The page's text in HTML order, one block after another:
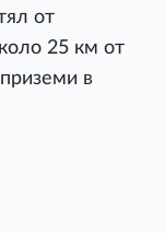
от
25 км от
в